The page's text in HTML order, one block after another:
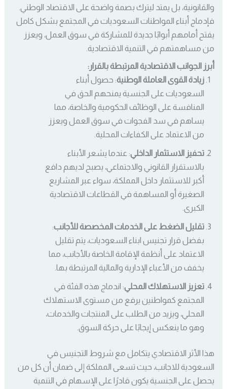
والقانونية، بل يمتد ليترك بصمة واضحة على الاقتصاد الوطني.
فإدماج أبناء المواطنات السعوديات في المجتمع بشكل كامل
يفتح أمامهم أبوابًا جديدة للمشاركة في سوق العمل، ويعزز
من مساهمتهم في التنمية الاقتصادية.
أبرز الجوانب الاقتصادية المرتبطة بالقرار:
زيادة القوى العاملة الوطنية: حصول أبناء
السعوديات على الجنسية يمنحهم الحق في
المنافسة على الوظائف الحكومية والخاصة، مما
يساهم في سد الفجوات في سوق العمل ويعزز
من الاعتماد على الكفاءات المحلية.
تحفيز الاستثمار الداخلي: عندما يشعر الأبناء
بالاستقرار القانوني والاجتماعي، يصبح لديهم دافع
أكبر للاستثمار داخل المملكة، سواء عبر المشاريع
الصغيرة أو المساهمة في القطاعات الاقتصادية
الكبرى.
تقليل الضغط على الخدمات المخصصة للأجانب:
بفضل قرار تجنيس ابناء السعوديات، يتم تقليل
الاعتماد على أنظمة الإقامة الخاصة بالأجانب، مما
يخفف من الأعباء الإدارية والمالية المرتبطة بها.
تعزيز الاستهلاك المحلي: اندماج هذه الفئة في
المجتمع كمواطنين يرفع من مستوى الاستهلاك
المحلي، ويزيد من الطلب على المنتجات والخدمات،
وهو ما ينعكس إيجابًا على حركة السوق.
هذا الأثر الاقتصادي يتكامل مع شروط التجنيس في
السعودية للاجانب، حيث تسعى المملكة إلى ضمان أن كل من
يحصل على الجنسية يكون قادرًا على الإسهام في التنمية